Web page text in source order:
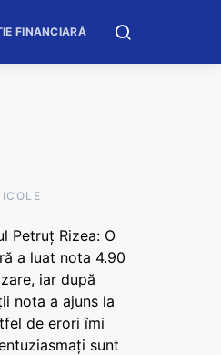
FINANCIARĂ
Petruț Rizea: O
a luat nota 4.90
iar după
nota a ajuns la
de erori îmi
sunt